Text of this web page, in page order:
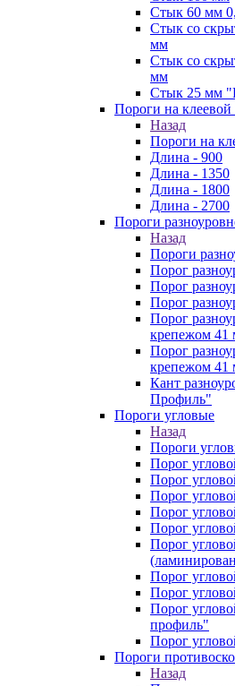
Стык 60 мм
Стык со
мм
Стык со
мм
Стык 25 мм
Пороги на клеевой
Назад
Пороги на
Длина - 900
Длина - 1350
Длина - 1800
Длина - 2700
Пороги
Назад
Пороги
Порог
Порог
Порог
Порог
крепежом 41
Порог
крепежом
Кант
Профиль"
Пороги угловые
Назад
Пороги
Порог
Порог
Порог
Порог
Порог
Порог
Порог
Порог
Порог
профиль"
Порог
Пороги
Назад